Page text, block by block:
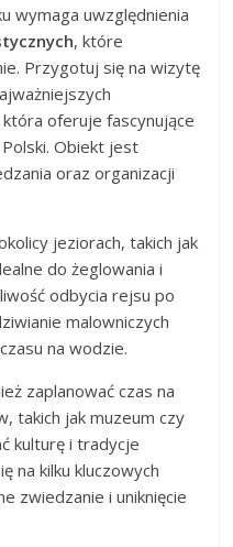
wymaga uwzględnienia
, które
Przygotuj się na wizytę
oferuje fascynujące
Obiekt jest
oraz organizacji
jeziorach, takich jak
do żeglowania i
odbycia rejsu po
malowniczych
na wodzie.
zaplanować czas na
takich jak muzeum czy
kulturę i tradycje
na kilku kluczowych
zwiedzanie i uniknięcie